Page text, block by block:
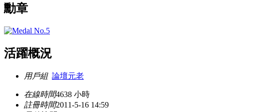
勳章
活躍概況
用戶組 論壇元老
在線時間4638 小時
註冊時間2011-5-16 14:59